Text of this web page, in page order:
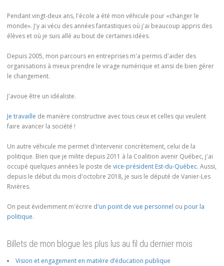
Pendant vingt-deux ans, l'école a été mon véhicule pour «changer le
monde». J'y ai vécu des années fantastiques où j'ai beaucoup appris des
élèves et où je suis allé au bout de certaines idées.
Depuis 2005, mon parcours en entreprises m'a permis d'aider des
organisations à mieux prendre le virage numérique et ainsi de bien gérer
le changement.
J'avoue être un idéaliste.
Je travaille de manière constructive avec tous ceux et celles qui veulent
faire avancer la société !
Un autre véhicule me permet d'intervenir concrètement, celui de la
politique. Bien que je milite depuis 2011 à la Coalition avenir Québec, j'ai
occupé quelques années le poste de vice-président Est-du-Québec. Aussi,
depuis le début du mois d'octobre 2018, je suis le député de Vanier-Les
Rivières.
On peut évidemment m'écrire d'un point de vue personnel ou pour la
politique.
Billets de mon blogue les plus lus au fil du dernier mois
Vision et engagement en matière d’éducation publique